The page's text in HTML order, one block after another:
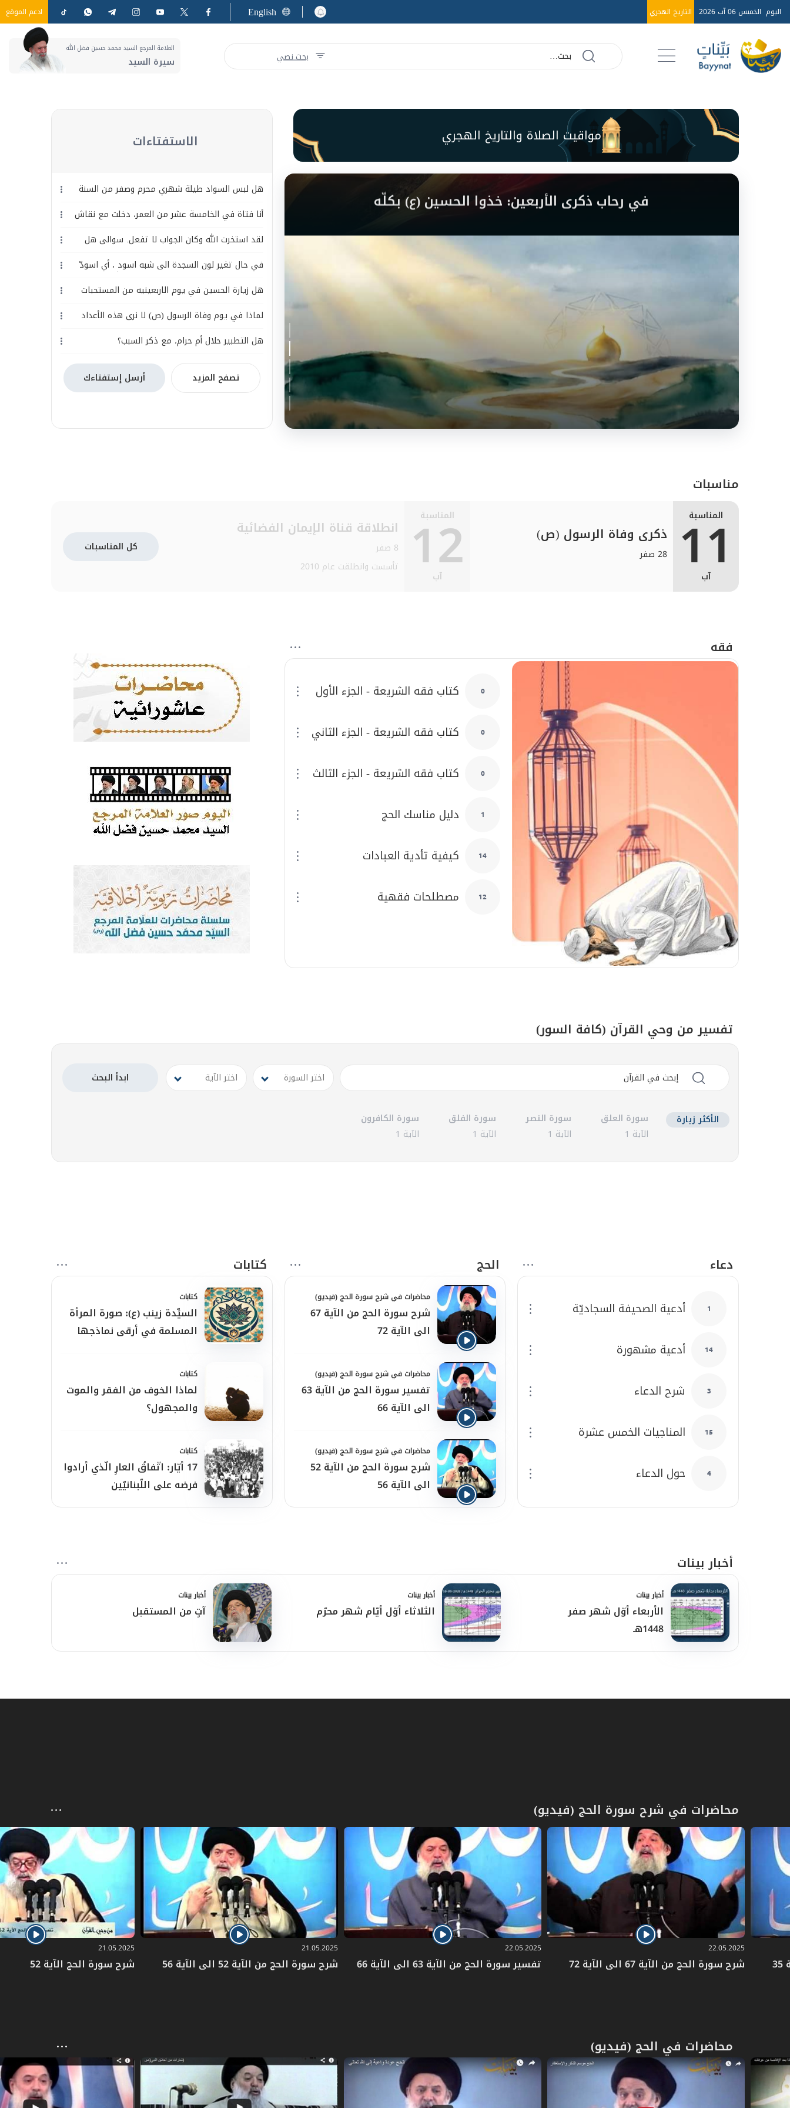
اليوم الخميس 06 آب 2026 التاريخ الهجري English ادعم الموقع
بحث نصي
العلامة المرجع السيد محمد حسين فضل الله
سيرة السيد
مواقيت الصلاة والتاريخ الهجري
ذكرى أربعين الحسين (ع): مسؤوليَّةُ الحفاظِ على النَّهج والرِّسالة
من أخلاقيَّات الإمامِ الرِّضا (ع) وتوجيهاتِهِ لمجتمعِ المؤمنين
بين المستضعفين والمستكبرين: مسؤوليَّة الوعي وصناعة القوَّة
الإمامُ الرّضا (ع): علمٌ رساليٌّ وسموٌّ في الأخلاق
الاستفتاءات
هل لبس السواد طيلة شهري محرم وصفر من السنة
أنا فتاة في الخامسة عشر من العمر، دخلت مع نقاش
وكان الجواب أنك لا تفهمين في الدين ... ما هو رأيك
لقد استخرت الله وكان الجواب لا تفعل. سوالى هل
في حال تغير لون السجدة الى شبه اسود ، أي اسودّ
الصلاة وبالتالي لا يجوز السجود عليه؟
هل زيارة الحسين في يوم الاربعينيه من المستحبات
الايام العاديه؟
لماذا في يوم وفاة الرسول (ص) لا نرى هذه الأعداد
الحسين (ع) ، وكلنا نعرف أن الرسول الأعظم أفضل من
هل التطبير حلال أم حرام، مع ذكر السبب؟
تصفح المزيد أرسل إستفتاءك
مناسبات
المناسبة
11
آب
ذكرى وفاة الرسول (ص)
28 صفر
المناسبة
12
آب
انطلاقة قناة الإيمان الفضائية
8 صفر
تأسست وانطلقت عام 2010
كل المناسبات
فقه
0 كتاب فقه الشريعة - الجزء الأول
0 كتاب فقه الشريعة - الجزء الثاني
0 كتاب فقه الشريعة - الجزء الثالث
1 دليل مناسك الحج
14 كيفية تأدية العبادات
12 مصطلحات فقهية
تفسير من وحي القرآن (كافة السور)
الأكثر زيارة
سورة العلق
الآية 1
سورة النصر
الآية 1
سورة الفلق
الآية 1
سورة الكافرون
الآية 1
دعاء
1 أدعية الصحيفة السجاديّة
14 أدعية مشهورة
3 شرح الدعاء
15 المناجيات الخمس عشرة
4 حول الدعاء
الحج
محاضرات في شرح سورة الحج (فيديو)
شرح سورة الحج من الآية 67
الى الآية 72
محاضرات في شرح سورة الحج (فيديو)
تفسير سورة الحج من الآية 63
الى الآية 66
محاضرات في شرح سورة الحج (فيديو)
شرح سورة الحج من الآية 52
الى الآية 56
كتابات
كتابات
السيِّدة زينب (ع): صورة المرأة
المسلمة في أرقى نماذجها
كتابات
لماذا الخوف من الفقر والموت
والمجهول؟
كتابات
17 أيّار: اتّفاقُ العارِ الّذي أرادوا
فرضه على اللّبنانيّين
أخبار بينات
أخبار بينات
الأربعاء أوّل شهر صفر
1448هـ
أخبار بينات
الثلاثاء أوّل أيّام شهر محرّم
أخبار بينات
آتٍ من المستقبل
محاضرات في شرح سورة الحج (فيديو)
22.05.2025
شرح سورة الحج من الآية 67 الى الآية 72
22.05.2025
تفسير سورة الحج من الآية 63 الى الآية 66
21.05.2025
شرح سورة الحج من الآية 52 الى الآية 56
21.05.2025
شرح سورة الحج الآية 52
محاضرات في الحج (فيديو)